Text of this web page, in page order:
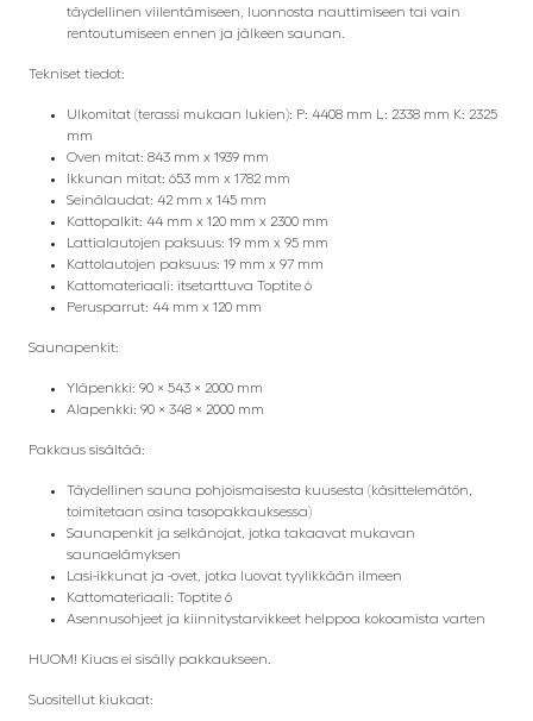
täydellinen viilentämiseen, luonnosta nauttimiseen tai vain
rentoutumiseen ennen ja jälkeen saunan.
Tekniset tiedot:
Ulkomitat (terassi mukaan lukien): P: 4408 mm L: 2338 mm K: 2325
mm
Oven mitat: 843 mm x 1939 mm
Ikkunan mitat: 653 mm x 1782 mm
Seinälaudat: 42 mm x 145 mm
Kattopalkit: 44 mm x 120 mm x 2300 mm
Lattialautojen paksuus: 19 mm x 95 mm
Kattolautojen paksuus: 19 mm x 97 mm
Kattomateriaali: itsetarttuva Toptite 6
Perusparrut: 44 mm x 120 mm
Saunapenkit:
Yläpenkki: 90 × 543 × 2000 mm
Alapenkki: 90 × 348 × 2000 mm
Pakkaus sisältää:
Täydellinen sauna pohjoismaisesta kuusesta (käsittelemätön,
toimitetaan osina tasopakkauksessa)
Saunapenkit ja selkänojat, jotka takaavat mukavan
saunaelämyksen
Lasi-ikkunat ja -ovet, jotka luovat tyylikkään ilmeen
Kattomateriaali: Toptite 6
Asennusohjeet ja kiinnitystarvikkeet helppoa kokoamista varten
HUOM! Kiuas ei sisälly pakkaukseen.
Suositellut kiukaat: